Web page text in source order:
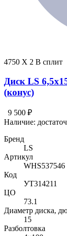
4750 X 2 В сплит
Диск LS
(конус)
9 500 ₽
Наличие:
Бренд
LS
Артикул
WHS537546
Код
УТ314211
ЦО
73.1
Диаметр диска,
15
Разболтовка